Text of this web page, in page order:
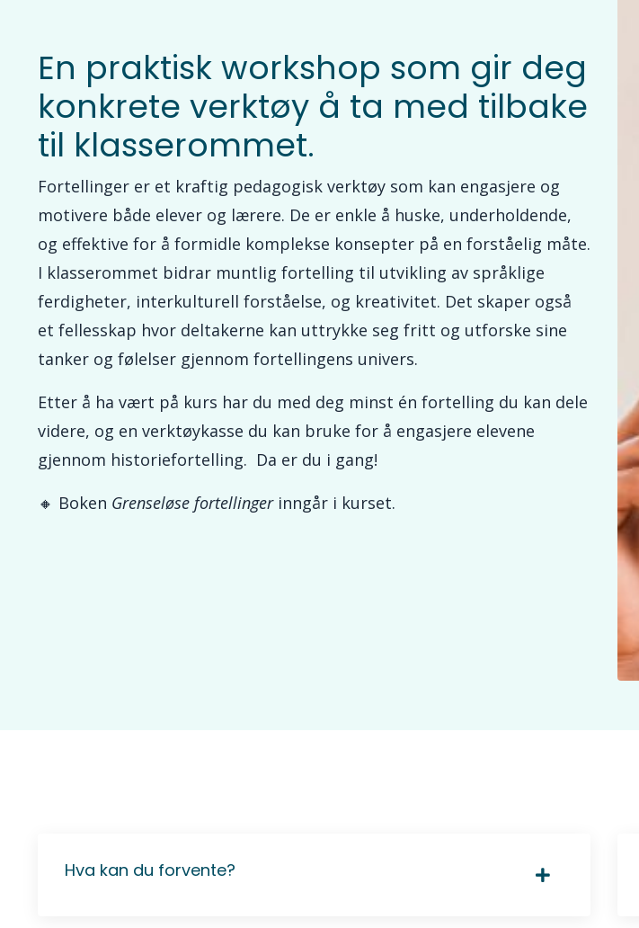
En praktisk workshop som gir deg
konkrete verktøy å ta med tilbake
til klasserommet.
Fortellinger er et kraftig pedagogisk verktøy som kan engasjere og
motivere både elever og lærere. De er enkle å huske, underholdende,
og effektive for å formidle komplekse konsepter på en forståelig måte.
I klasserommet bidrar muntlig fortelling til utvikling av språklige
ferdigheter, interkulturell forståelse, og kreativitet. Det skaper også
et fellesskap hvor deltakerne kan uttrykke seg fritt og utforske sine
tanker og følelser gjennom fortellingens univers.
Etter å ha vært på kurs har du med deg minst én fortelling du kan dele
videre, og en verktøykasse du kan bruke for å engasjere elevene
gjennom historiefortelling. Da er du i gang!
🔸 Boken Grenseløse fortellingerinngår i kurset.
Hva kan du forvente?